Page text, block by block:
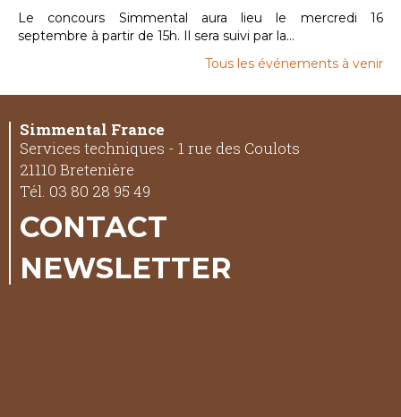
Le concours Simmental aura lieu le mercredi 16
septembre à partir de 15h. Il sera suivi par la...
Tous les événements à venir
Simmental France
Services techniques - 1 rue des Coulots
21110 Bretenière
Tél. 03 80 28 95 49
CONTACT
NEWSLETTER